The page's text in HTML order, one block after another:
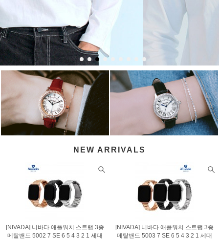
NEW ARRIVALS
[NIVADA] 니바다 애플워치 스트랩 3종
메탈밴드 5002 7 SE 6 5 4 3 2 1 세대
[NIVADA] 니바다 애플워치 스트랩 3종
메탈밴드 5003 7 SE 6 5 4 3 2 1 세대